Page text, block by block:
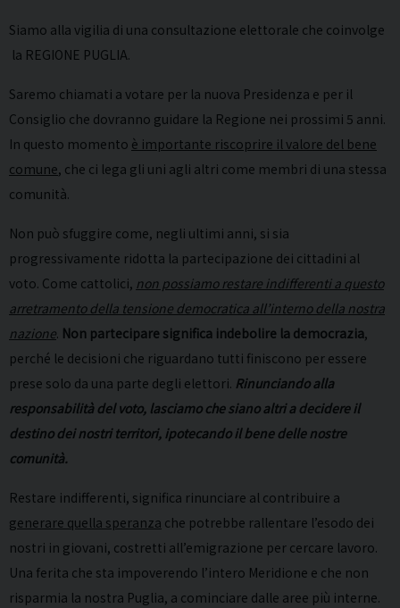
Siamo alla vigilia di una consultazione elettorale che coinvolge
la REGIONE PUGLIA.
Saremo chiamati a votare per la nuova Presidenza e per il
Consiglio che dovranno guidare la Regione nei prossimi 5 anni.
In questo momento è importante riscoprire il valore del bene
comune, che ci lega gli uni agli altri come membri di una stessa
comunità.
Non può sfuggire come, negli ultimi anni, si sia
progressivamente ridotta la partecipazione dei cittadini al
voto. Come cattolici, non possiamo restare indifferenti a questo
arretramento della tensione democratica all’interno della nostra
nazione. Non partecipare significa indebolire la democrazia,
perché le decisioni che riguardano tutti finiscono per essere
prese solo da una parte degli elettori. Rinunciando alla
responsabilità del voto, lasciamo che siano altri a decidere il
destino dei nostri territori, ipotecando il bene delle nostre
comunità.
Restare indifferenti, significa rinunciare al contribuire a
generare quella speranza che potrebbe rallentare l’esodo dei
nostri in giovani, costretti all’emigrazione per cercare lavoro.
Una ferita che sta impoverendo l’intero Meridione e che non
risparmia la nostra Puglia, a cominciare dalle aree più interne.